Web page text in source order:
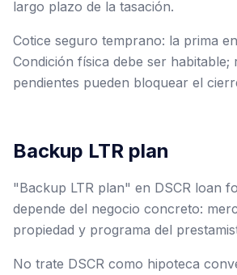
largo plazo de la tasación.
Cotice seguro temprano: la prima
Condición física debe ser habitable;
pendientes pueden bloquear el
Backup LTR plan
"Backup LTR plan" en DSCR loan
depende del negocio concreto:
propiedad y programa del
No trate DSCR como hipoteca